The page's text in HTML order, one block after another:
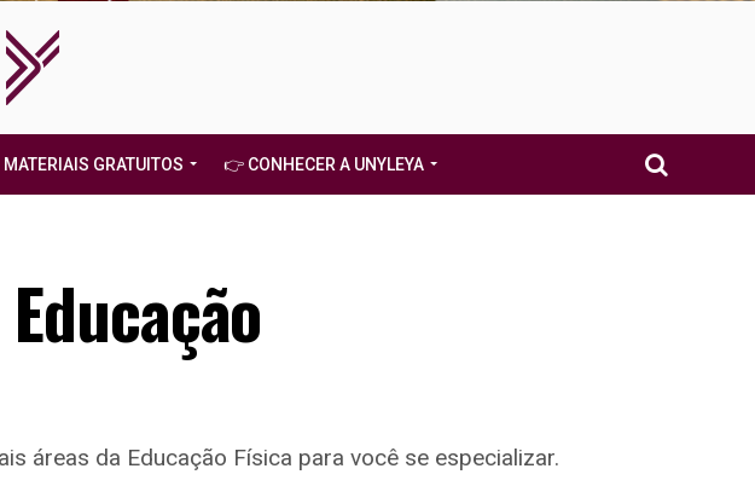
MATERIAIS GRATUITOS 👉 CONHECER A UNYLEYA
áreas da Educação Física para você se especializar.